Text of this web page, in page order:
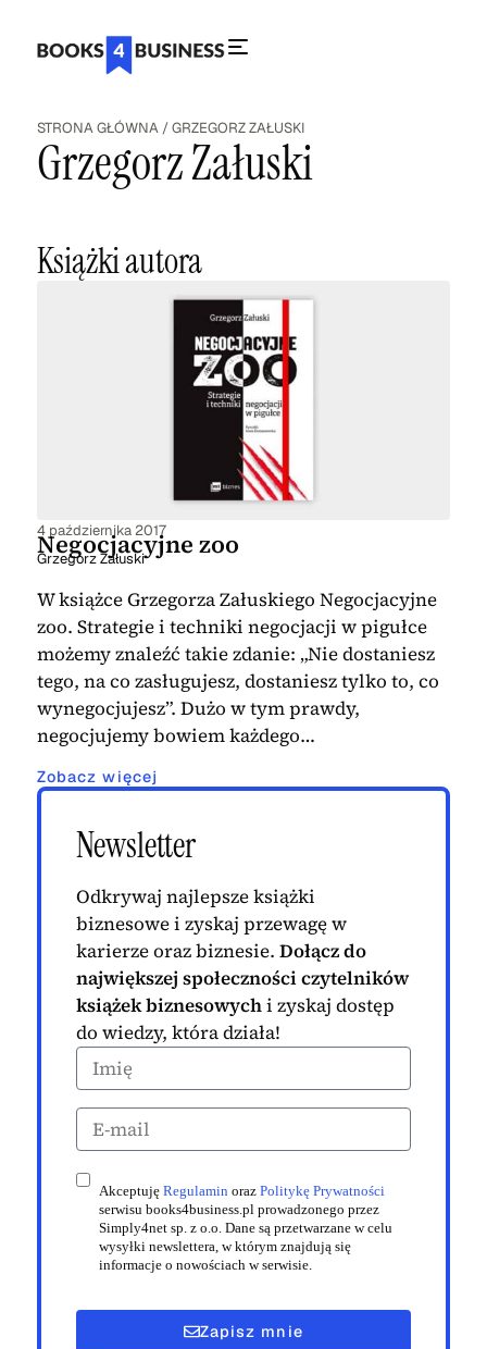
STRONA GŁÓWNA /GRZEGORZ ZAŁUSKI
Grzegorz Załuski
Książki autora
4 października 2017
Negocjacyjne zoo
Grzegorz Załuski
W książce Grzegorza Załuskiego Negocjacyjne
zoo. Strategie i techniki negocjacji w pigułce
możemy znaleźć takie zdanie: „Nie dostaniesz
tego, na co zasługujesz, dostaniesz tylko to, co
wynegocjujesz”. Dużo w tym prawdy,
negocjujemy bowiem każdego…
Zobacz więcej
Newsletter
Odkrywaj najlepsze książki
biznesowe i zyskaj przewagę w
karierze oraz biznesie. Dołącz do
największej społeczności czytelników
książek biznesowychi zyskaj dostęp
do wiedzy, która działa!
Akceptuję Regulamin oraz Politykę Prywatności
serwisu books4business.pl prowadzonego przez
Simply4net sp. z o.o. Dane są przetwarzane w celu
wysyłki newslettera, w którym znajdują się
informacje o nowościach w serwisie.
Zapisz mnie